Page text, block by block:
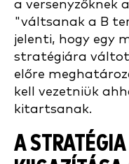
a versenyzőknek
"váltsanak a B
jelenti, hogy egy
stratégiára
előre
kell vezetniük
kitartsanak.
A